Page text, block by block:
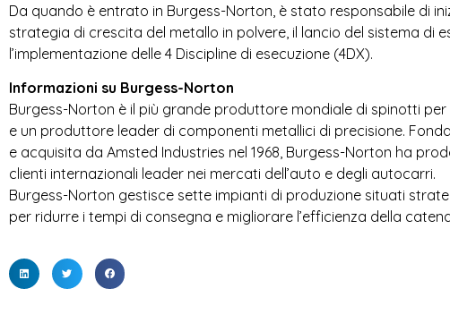
S
Da quando è entrato in Burgess-Norton, è stato responsabile di
strategia di crescita del metallo in polvere, il lancio del sistema di
l’implementazione delle 4 Discipline di esecuzione (4DX).
Informazioni su Burgess-Norton
Burgess-Norton è il più grande produttore mondiale di spinotti
e un produttore leader di componenti metallici di precisione.
e acquisita da Amsted Industries nel 1968, Burgess-Norton ha
clienti internazionali leader nei mercati dell’auto e degli autocarri.
Burgess-Norton gestisce sette impianti di produzione situati
per ridurre i tempi di consegna e migliorare l’efficienza della